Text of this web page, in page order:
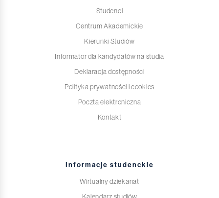
Studenci
Centrum Akademickie
Kierunki Studiów
Informator dla kandydatów na studia
Deklaracja dostępności
Polityka prywatności i cookies
Poczta elektroniczna
Kontakt
Informacje studenckie
Wirtualny dziekanat